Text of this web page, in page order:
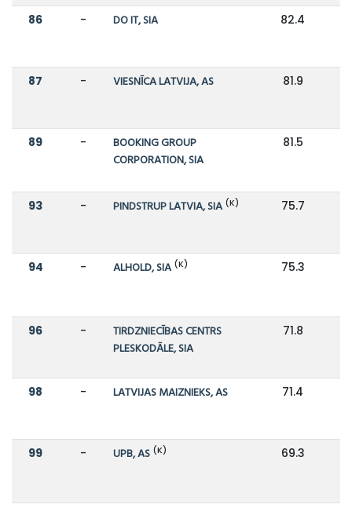
86 - DO IT, SIA 82.4
87 - VIESNĪCA LATVIJA, AS 81.9
89 -
BOOKING GROUP
CORPORATION, SIA
81.5
93 - PINDSTRUP LATVIA, SIA (K) 75.7
94 - ALHOLD, SIA (K) 75.3
96 -
TIRDZNIECĪBAS CENTRS
PLESKODĀLE, SIA
71.8
98 - LATVIJAS MAIZNIEKS, AS 71.4
99 - UPB, AS (K) 69.3